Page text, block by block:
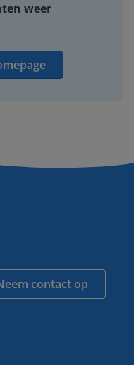
weer
contact op